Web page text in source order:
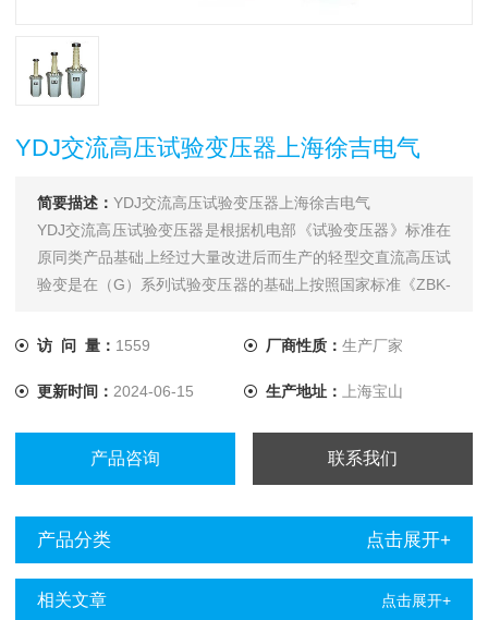
YDJ交流高压试验变压器上海徐吉电气
简要描述： YDJ交流高压试验变压器上海徐吉电气
YDJ交流高压试验变压器是根据机电部《试验变压器》标准在
原同类产品基础上经过大量改进后而生产的轻型交直流高压试
验变是在（G）系列试验变压器的基础上按照国家标准《ZBK-
访 问 量： 1559 厂商性质： 生产厂家
更新时间： 2024-06-15 生产地址： 上海宝山
产品咨询 联系我们
产品分类 点击展开+
相关文章 点击展开+